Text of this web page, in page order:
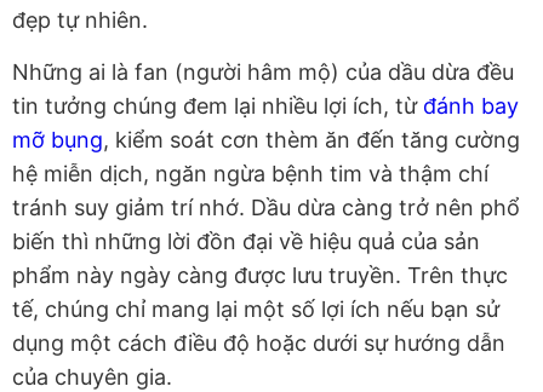
đẹp tự nhiên.
Những ai là fan (người hâm mộ) của dầu dừa đều
tin tưởng chúng đem lại nhiều lợi ích, từ đánh bay
mỡ bụng, kiểm soát cơn thèm ăn đến tăng cường
hệ miễn dịch, ngăn ngừa bệnh tim và thậm chí
tránh suy giảm trí nhớ. Dầu dừa càng trở nên phổ
biến thì những lời đồn đại về hiệu quả của sản
phẩm này ngày càng được lưu truyền. Trên thực
tế, chúng chỉ mang lại một số lợi ích nếu bạn sử
dụng một cách điều độ hoặc dưới sự hướng dẫn
của chuyên gia.